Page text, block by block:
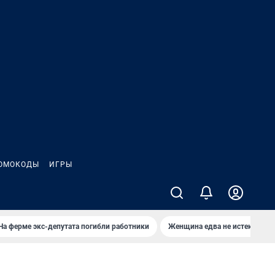
ИГРЫ
ферме экс-депутата погибли работники Женщина едва не истекла